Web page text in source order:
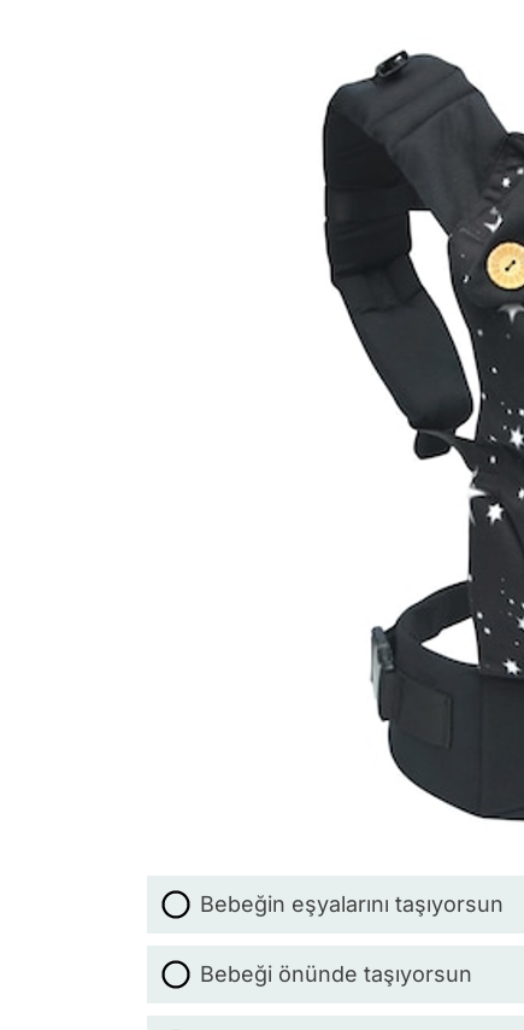
Bebeğin eşyalarını taşıyorsun
Bebeği önünde taşıyorsun